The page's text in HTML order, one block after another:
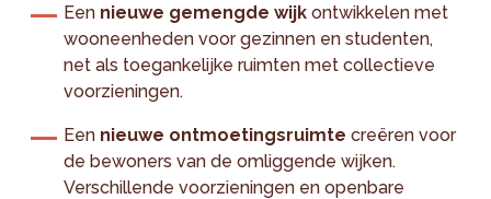
Een nieuwe gemengde wijk ontwikkelen met
wooneenheden voor gezinnen en studenten,
net als toegankelijke ruimten met collectieve
voorzieningen.
Een nieuwe ontmoetingsruimte creëren voor
de bewoners van de omliggende wijken.
Verschillende voorzieningen en openbare